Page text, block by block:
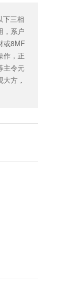
下三相
，系户
或8MF
作，正
主令元
方，